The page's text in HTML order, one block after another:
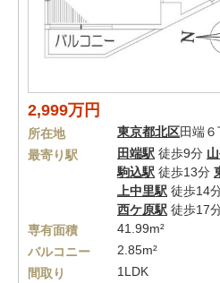
2,999万円
所在地 東京都北区田端６
最寄り駅
田端駅 徒歩9分
駒込駅 徒歩13分
上中里駅 徒歩14
西ケ原駅 徒歩17
専有面積
41.99m²
バルコニー
2.85m²
間取り
1LDK